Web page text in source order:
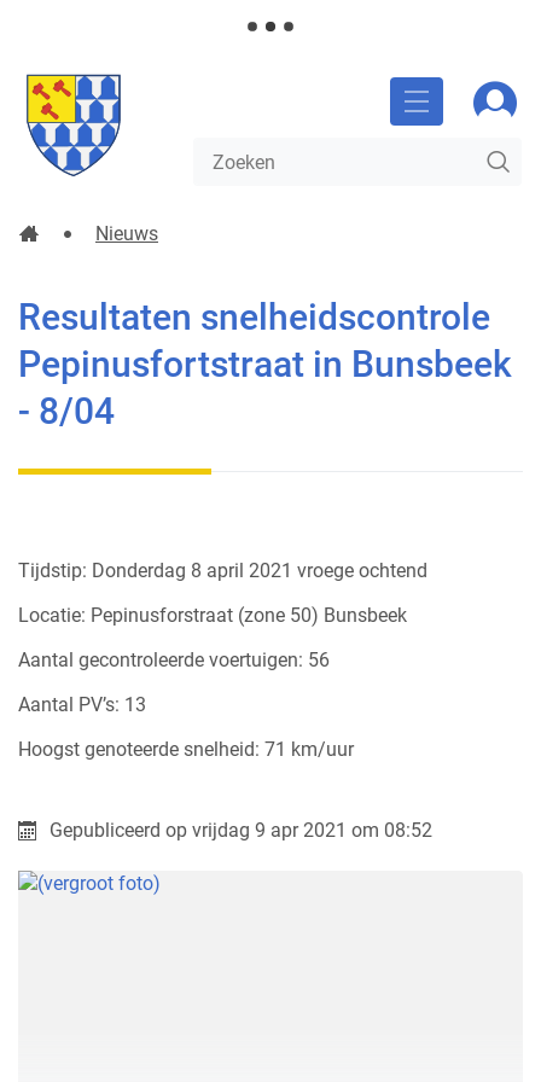
Gemeente
Glabbeek
MENU
Waarmee
kunnen
Startpagina
Nieuws
Resultaten snelheidscontrole
Pepinusfortstraat in Bunsbeek
- 8/04
Tijdstip: Donderdag 8 april 2021 vroege ochtend
Locatie: Pepinusforstraat (zone 50) Bunsbeek
Aantal gecontroleerde voertuigen: 56
Aantal PV’s: 13
Hoogst genoteerde snelheid: 71 km/uur
Gepubliceerd op vrijdag 9 apr 2021 om 08:52